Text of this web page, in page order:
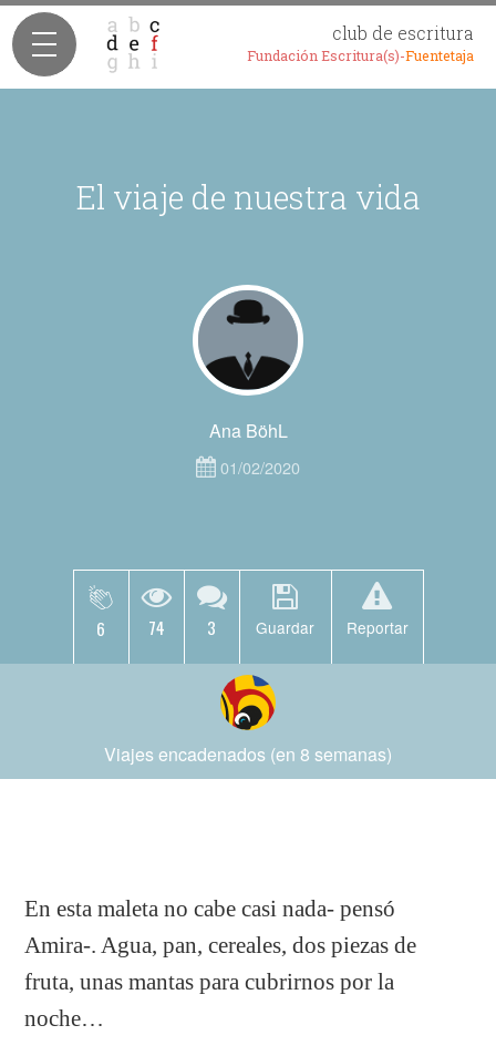
club de escritura
Fundación Escritura(s)-Fuentetaja
El viaje de nuestra vida
Ana BöhL
01/02/2020
6 74 3 Guardar Reportar
Viajes encadenados (en 8 semanas)
En esta maleta no cabe casi nada- pensó
Amira-. Agua, pan, cereales, dos piezas de
fruta, unas mantas para cubrirnos por la
noche…